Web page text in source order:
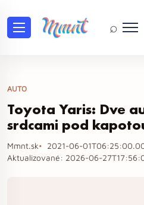
⌕
AUTO
Toyota Yaris: Dve
srdcami pod
Mmnt.sk
2021-06-
Aktualizované: 2026-06-